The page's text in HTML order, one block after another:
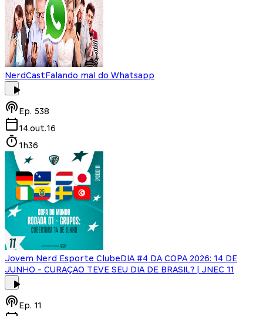
NerdCastFalando mal do Whatsapp
Ep. 538
14.out.16
1h36
Jovem Nerd Esporte ClubeDIA #4 DA COPA 2026: 14 DE
JUNHO - CURAÇAO TEVE SEU DIA DE BRASIL? | JNEC 11
Ep. 11